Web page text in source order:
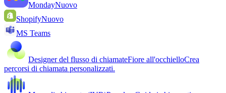
MondayNuovo
ShopifyNuovo
MS Teams
Designer del flusso di chiamateFiore all'occhielloCrea
percorsi di chiamata personalizzati.